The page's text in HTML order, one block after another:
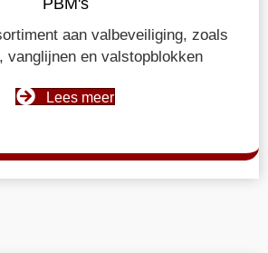
aan valbeveiliging, zoals
vanglijnen en valstopblokken
Lees meer